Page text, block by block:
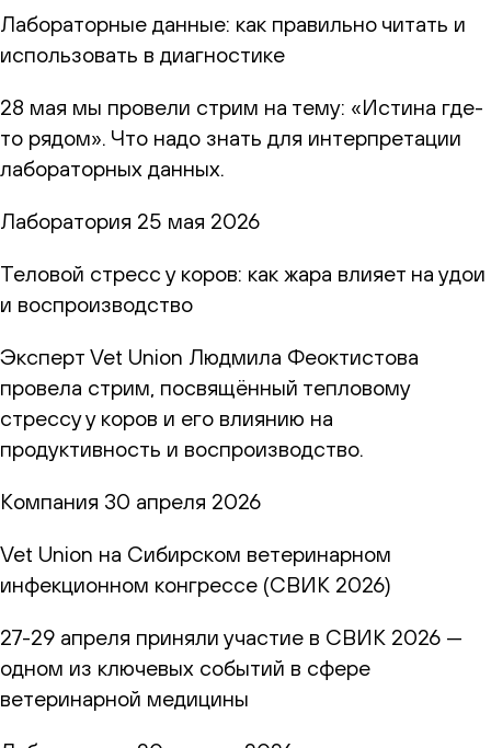
Лабораторные данные: как правильно читать и
использовать в диагностике
28 мая мы провели стрим на тему: «Истина где-
то рядом». Что надо знать для интерпретации
лабораторных данных.
Лаборатория 25 мая 2026
Теловой стресс у коров: как жара влияет на удои
и воспроизводство
Эксперт Vet Union Людмила Феоктистова
провела стрим, посвящённый тепловому
стрессу у коров и его влиянию на
продуктивность и воспроизводство.
Компания 30 апреля 2026
Vet Union на Сибирском ветеринарном
инфекционном конгрессе (СВИК 2026)
27-29 апреля приняли участие в СВИК 2026 —
одном из ключевых событий в сфере
ветеринарной медицины